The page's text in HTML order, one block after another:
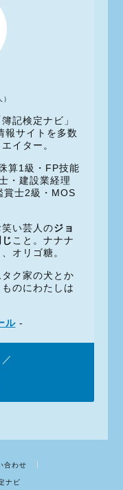
記検定ナビ」
報サイトを多数
イター。
算1級・FP技能
・建設業経理
賞士2級・MOS
い芸人のジョ
こと。ナナナ
オリゴ糖。
ク家の犬とか
のにわたしは
ル-
合わせ
ナビ